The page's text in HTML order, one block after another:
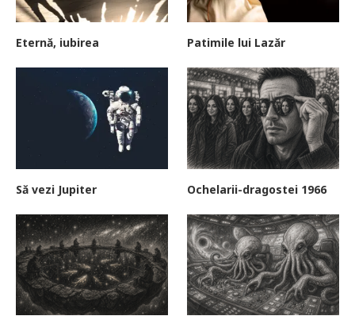
Eternă, iubirea Patimile lui Lazăr
Să vezi Jupiter Ochelarii-dragostei 1966